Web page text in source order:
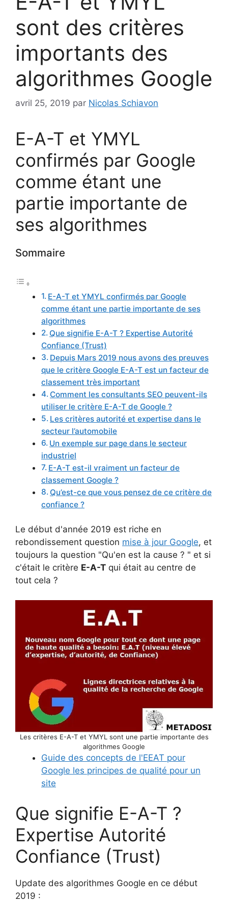
sont des critères
importants des
algorithmes Google
avril 25, 2019 par Nicolas Schiavon
E-A-T et YMYL
confirmés par Google
comme étant une
partie importante de
ses algorithmes
Sommaire
E-A-T et YMYL confirmés par Google
comme étant une partie importante de ses
algorithmes
Que signifie E-A-T ? Expertise Autorité
Confiance (Trust)
Depuis Mars 2019 nous avons des preuves
que le critère Google E-A-T est un facteur de
classement très important
Comment les consultants SEO peuvent-ils
utiliser le critère E-A-T de Google ?
Les critères autorité et expertise dans le
secteur l’automobile
Un exemple sur page dans le secteur
industriel
E-A-T est-il vraiment un facteur de
classement Google ?
Qu’est-ce que vous pensez de ce critère de
confiance ?
Le début d'année 2019 est riche en
rebondissement question mise à jour Google, et
toujours la question "Qu'en est la cause ? " et si
c'était le critère E-A-T qui était au centre de
tout cela ?
Les critères E-A-T et YMYL sont une partie importante des
algorithmes Google
Guide des concepts de l'EEAT pour
Google les principes de qualité pour un
site
Que signifie E-A-T ?
Expertise Autorité
Confiance (Trust)
Update des algorithmes Google en ce début
2019 :